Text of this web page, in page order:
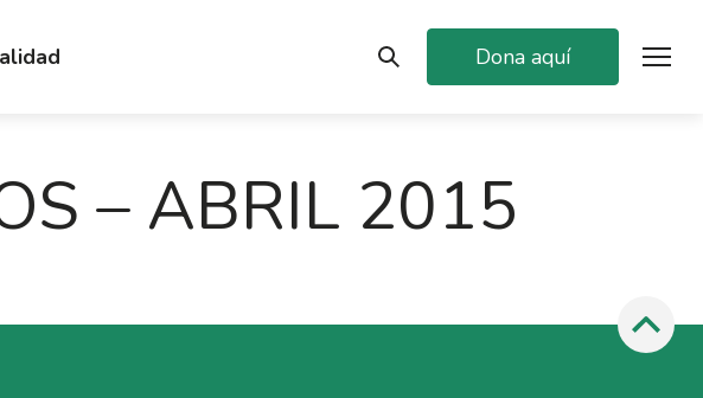
Dona aquí
– ABRIL 2015